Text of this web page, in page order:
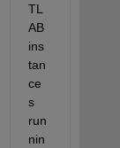
TL
AB
ins
tan
ce
s
run
nin